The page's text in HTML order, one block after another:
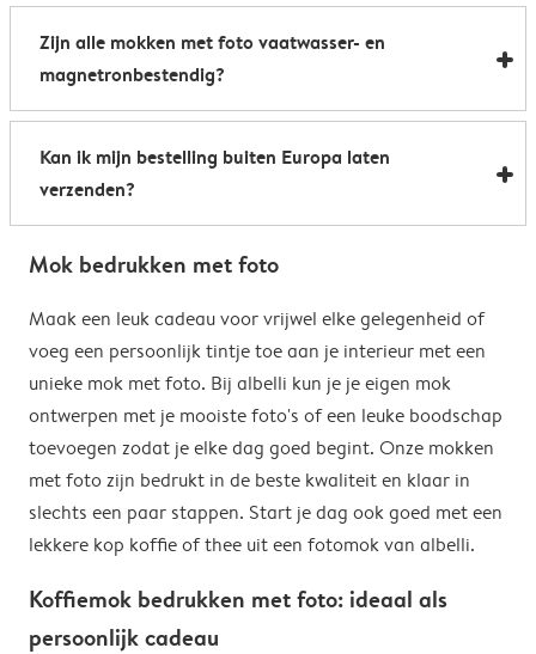
de kantine op het werk te voorzien van stijlvolle
koffiemokken met foto.
Al onze foto mokken hebben de afmetingen 8,2 x 9,5
cm. De inhoud bedraagt 285 ml.
Zijn alle mokken met foto vaatwasser- en
magnetronbestendig?
Bijna allemaal. Onze gepersonaliseerde foto mokken
kunnen zowel in de vaatwasser als in de magnetron.
Heel handig: je kunt er dus uit drinken, je drank
opwarmen en je fotomok na de afwas opnieuw
gebruiken. De enige uitzondering hierop zijn onze
de hand af te wassen om het magische
verrassingseffect zo goed mogelijk te behouden.
Kan ik mijn bestelling buiten Europa laten
verzenden?
afhankelijk van je afleveradres en worden deze tijdens
de verzendkosten voor bestellingen buiten de EU geen
eventuele bijkomende kosten van het land omvatten,
zoals invoerrechten, invoer-btw en douanekosten. Wij
zijn niet verantwoordelijk voor deze kosten. Je kunt
contact opnemen met je lokale douane-autoriteiten
om te zien of er extra kosten moeten worden betaald
voor je bestelling.
Mok bedrukken met foto
Maak een leuk cadeau voor vrijwel elke gelegenheid of
voeg een persoonlijk tintje toe aan je interieur met een
unieke mok met foto. Bij albelli kun je je eigen mok
ontwerpen met je mooiste foto's of een leuke boodschap
toevoegen zodat je elke dag goed begint. Onze mokken
met foto zijn bedrukt in de beste kwaliteit en klaar in
slechts een paar stappen. Start je dag ook goed met een
lekkere kop koffie of thee uit een fotomok van albelli.
Koffiemok bedrukken met foto: ideaal als
persoonlijk cadeau